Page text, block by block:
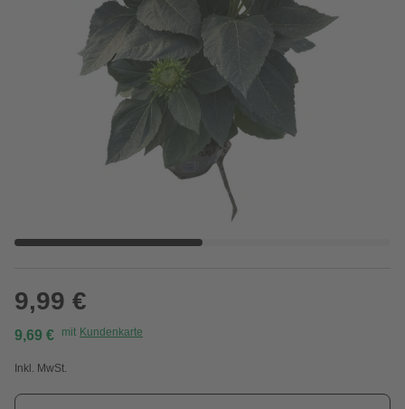
9,99 €
9,69 € mit Kundenkarte
Inkl. MwSt.